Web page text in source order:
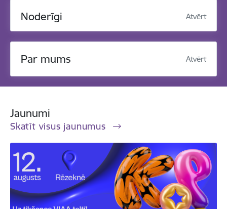
Noderīgi Atvērt
Par mums Atvērt
Jaunumi
Skatīt visus jaunumus